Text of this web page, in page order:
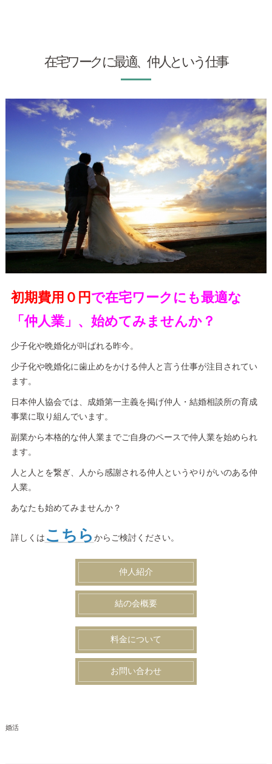
在宅ワークに最適、仲人という仕事
初期費用０円 で在宅ワークにも最適な
「仲人業」、始めてみませんか？
少子化や晩婚化が叫ばれる昨今。
少子化や晩婚化に歯止めをかける仲人と言う仕事が注目されてい
ます。
日本仲人協会では、成婚第一主義を掲げ仲人・結婚相談所の育成
事業に取り組んでいます。
副業から本格的な仲人業までご自身のペースで仲人業を始められ
ます。
人と人とを繋ぎ、人から感謝される仲人というやりがいのある仲
人業。
あなたも始めてみませんか？
詳しくは こちら からご検討ください。
仲人紹介
結の会概要
料金について
お問い合わせ
婚活